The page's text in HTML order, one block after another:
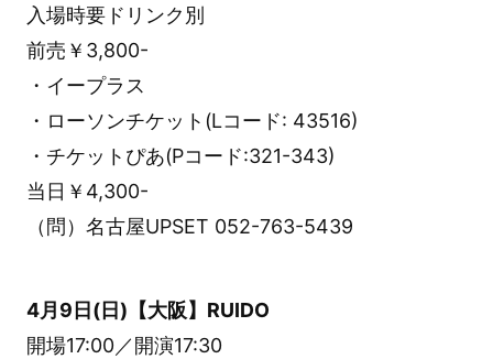
入場時要ドリンク別
前売￥3,800-
・イープラス
・ローソンチケット(Lコード: 43516)
・チケットぴあ(Pコード:321-343)
当日￥4,300-
（問）名古屋UPSET 052-763-5439
4月9日(日)【大阪】RUIDO
開場17:00／開演17:30